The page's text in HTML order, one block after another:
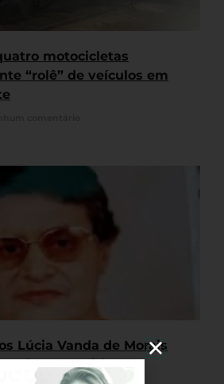
motocicletas
“rolê” de veículos em
Lúcia Vanda de Morais
de Caririaçu